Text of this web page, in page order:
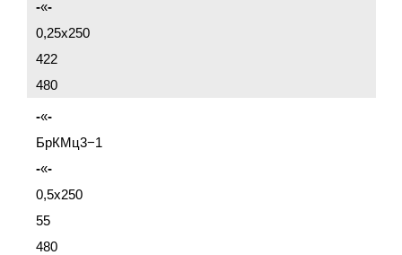
-«-
0,25x250
422
480
-«-
БрКМц3−1
-«-
0,5x250
55
480